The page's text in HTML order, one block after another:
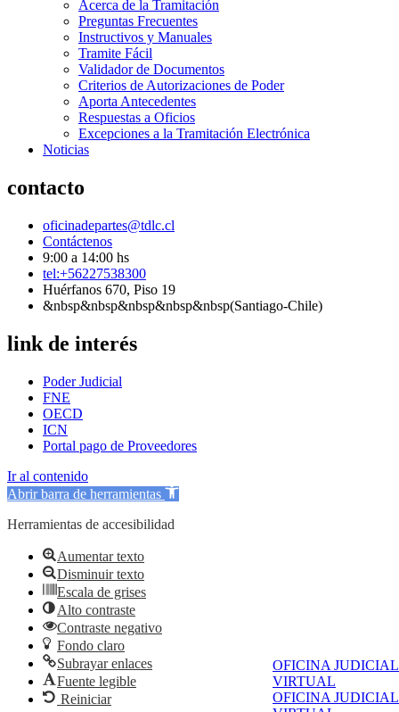
OFICINA JUDICIAL
VIRTUAL
OFICINA JUDICIAL
Acerca de la Tramitación
Preguntas Frecuentes
Instructivos y Manuales
Tramite Fácil
Validador de Documentos
Criterios de Autorizaciones de Poder
Aporta Antecedentes
Respuestas a Oficios
Excepciones a la Tramitación Electrónica
Noticias
contacto
oficinadepartes@tdlc.cl
Contáctenos
9:00 a 14:00 hs
tel:+56227538300
Huérfanos 670, Piso 19
&nbsp&nbsp&nbsp&nbsp&nbsp(Santiago-Chile)
link de interés
Poder Judicial
FNE
OECD
ICN
Portal pago de Proveedores
Ir al contenido
Abrir barra de herramientas
Herramientas de accesibilidad
Aumentar texto
Disminuir texto
Escala de grises
Alto contraste
Contraste negativo
Fondo claro
Subrayar enlaces
Fuente legible
Reiniciar